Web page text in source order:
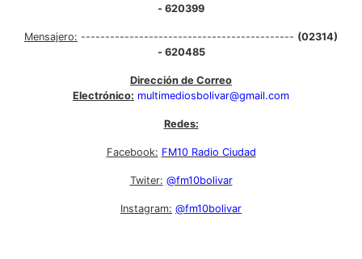
- 620399
Mensajero: -------------------------------------------- (02314)
- 620485
Dirección de Correo
Electrónico: multimediosbolivar@gmail.com
Redes:
Facebook: FM10 Radio Ciudad
Twiter: @fm10bolivar
Instagram: @fm10bolivar